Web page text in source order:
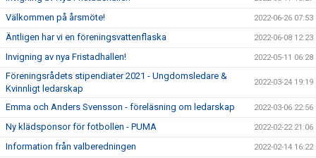
Välkommen på årsmöte! 2022-06-26 07:53
Äntligen har vi en föreningsvattenflaska 2022-06-08 12:23
Invigning av nya Fristadhallen! 2022-05-11 06:28
Föreningsrådets stipendiater 2021 - Ungdomsledare &
Kvinnligt ledarskap
2022-03-24 19:19
Emma och Anders Svensson - föreläsning om ledarskap 2022-03-06 22:56
Ny klädsponsor för fotbollen - PUMA 2022-02-22 21:06
Information från valberedningen 2022-02-14 16:22